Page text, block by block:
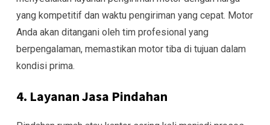
yang kompetitif dan waktu pengiriman yang cepat. Motor
Anda akan ditangani oleh tim profesional yang
berpengalaman, memastikan motor tiba di tujuan dalam
kondisi prima.
4. Layanan Jasa Pindahan